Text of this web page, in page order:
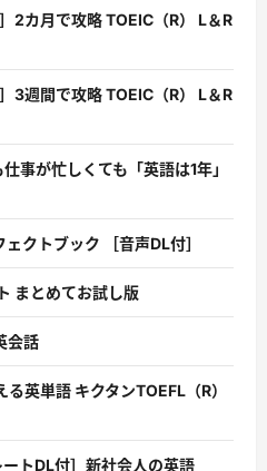
2カ月で攻略 TOEIC（R） L＆R
3週間で攻略 TOEIC（R） L＆R
事が忙しくても「英語は1年」
クトブック ［音声DL付］
まとめてお試し版
会話
英単語 キクタンTOEFL（R）
ートDL付］新社会人の英語